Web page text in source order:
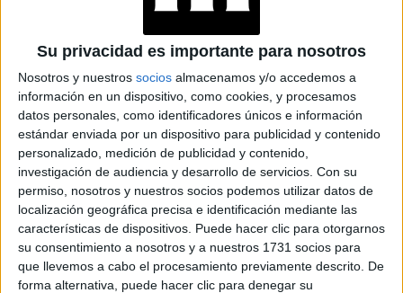
Su privacidad es importante para nosotros
Nosotros y nuestros socios almacenamos y/o accedemos a
información en un dispositivo, como cookies, y procesamos
datos personales, como identificadores únicos e información
estándar enviada por un dispositivo para publicidad y contenido
personalizado, medición de publicidad y contenido,
investigación de audiencia y desarrollo de servicios. Con su
permiso, nosotros y nuestros socios podemos utilizar datos de
localización geográfica precisa e identificación mediante las
características de dispositivos. Puede hacer clic para otorgarnos
su consentimiento a nosotros y a nuestros 1731 socios para
que llevemos a cabo el procesamiento previamente descrito. De
forma alternativa, puede hacer clic para denegar su
hialurónico: qué hace cada uno y
cómo usarlos en tu rutina
Los ácidos se volvieron aliados clave en el cuidado de la
piel, pero no todos funcionan igual ni sirven para lo mismo.
El glicólico exfolia, el salicílico purifica y el hialurónico
hidrata en profundidad. Cuándo usarlos, cómo
combinarlos y qué tener en cuenta según tu tipo de piel.